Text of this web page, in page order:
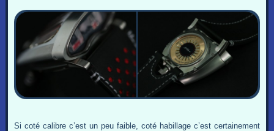
Si coté calibre c’est un peu faible, coté habillage c’est certainement